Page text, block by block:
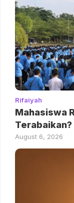
Rifaiyah
Mahasiswa
Terabaikan?
August 6, 2026